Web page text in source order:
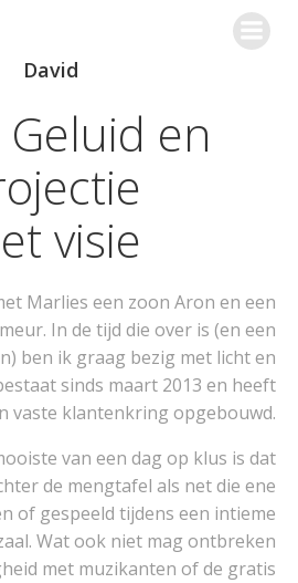
de
David
en
visie
Marlies een zoon Aron en een
In de tijd die over is (en een
ben ik graag bezig met licht en
sinds maart 2013 en heeft
vaste klantenkring opgebouwd.
van een dag op klus is dat
de mengtafel als net die ene
of gespeeld tijdens een intieme
Wat ook niet mag ontbreken
met muzikanten of de gratis